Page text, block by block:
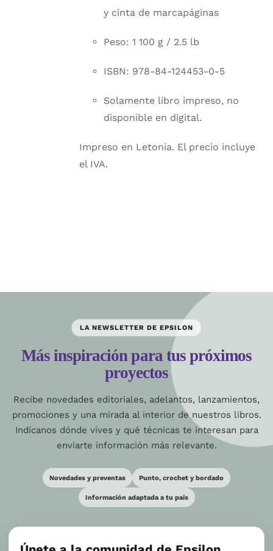
y cinta de marcapáginas
Peso: 1 100 g / 2.5 lb
ISBN: 978-84-124453-0-5
Solamente libro impreso, no
disponible en digital.
Impreso en Letonia. El precio incluye
el IVA.
LA NEWSLETTER DE EPSILON
Más inspiración para tus próximos
proyectos
Recibe novedades editoriales, adelantos, lanzamientos,
promociones y una mirada al interior de nuestros libros.
Indícanos dónde vives y qué técnicas te interesan para
enviarte información más relevante.
Novedades y preventas Punto, crochet y bordado
Información adaptada a tu país